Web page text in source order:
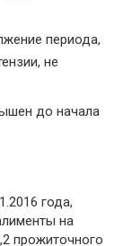
периода,
не
до начала
года,
на
прожиточного